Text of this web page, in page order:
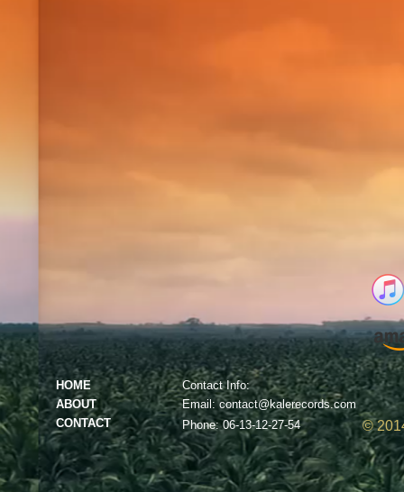
©
Email: contact@kalerecords.com
Contact Info:
Phone: 06-13-12-27-54
CONTACT
ABOUT
HOME